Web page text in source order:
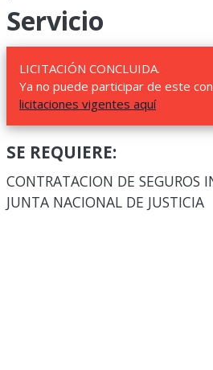
Servicio
LICITACIÓN CONCLUIDA.
Ya no puede participar de este
licitaciones vigentes aquí
SE REQUIERE:
CONTRATACION DE SEGUROS
JUNTA NACIONAL DE JUSTICIA